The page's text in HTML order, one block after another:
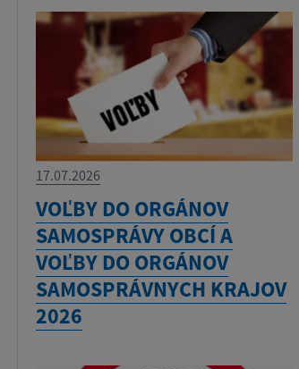
17.07.2026
VOĽBY DO ORGÁNOV
SAMOSPRÁVY OBCÍ A
VOĽBY DO ORGÁNOV
SAMOSPRÁVNYCH KRAJOV
2026